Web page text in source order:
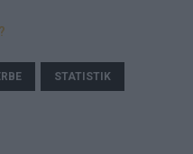
STATISTIK